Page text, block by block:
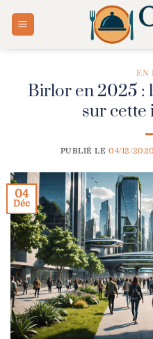
EN
Birlor en 2025 :
sur cette
PUBLIÉ LE04/12/2020
04
Déc